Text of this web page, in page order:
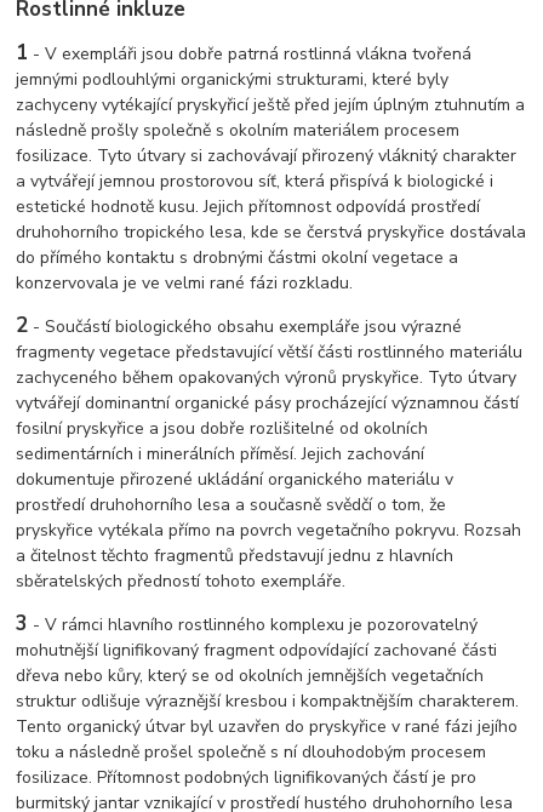
Rostlinné inkluze
1 - V exempláři jsou dobře patrná rostlinná vlákna tvořená
jemnými podlouhlými organickými strukturami, které byly
zachyceny vytékající pryskyřicí ještě před jejím úplným ztuhnutím a
následně prošly společně s okolním materiálem procesem
fosilizace. Tyto útvary si zachovávají přirozený vláknitý charakter
a vytvářejí jemnou prostorovou síť, která přispívá k biologické i
estetické hodnotě kusu. Jejich přítomnost odpovídá prostředí
druhohorního tropického lesa, kde se čerstvá pryskyřice dostávala
do přímého kontaktu s drobnými částmi okolní vegetace a
konzervovala je ve velmi rané fázi rozkladu.
2 - Součástí biologického obsahu exempláře jsou výrazné
fragmenty vegetace představující větší části rostlinného materiálu
zachyceného během opakovaných výronů pryskyřice. Tyto útvary
vytvářejí dominantní organické pásy procházející významnou částí
fosilní pryskyřice a jsou dobře rozlišitelné od okolních
sedimentárních i minerálních příměsí. Jejich zachování
dokumentuje přirozené ukládání organického materiálu v
prostředí druhohorního lesa a současně svědčí o tom, že
pryskyřice vytékala přímo na povrch vegetačního pokryvu. Rozsah
a čitelnost těchto fragmentů představují jednu z hlavních
sběratelských předností tohoto exempláře.
3 - V rámci hlavního rostlinného komplexu je pozorovatelný
mohutnější lignifikovaný fragment odpovídající zachované části
dřeva nebo kůry, který se od okolních jemnějších vegetačních
struktur odlišuje výraznější kresbou i kompaktnějším charakterem.
Tento organický útvar byl uzavřen do pryskyřice v rané fázi jejího
toku a následně prošel společně s ní dlouhodobým procesem
fosilizace. Přítomnost podobných lignifikovaných částí je pro
burmitský jantar vznikající v prostředí hustého druhohorního lesa